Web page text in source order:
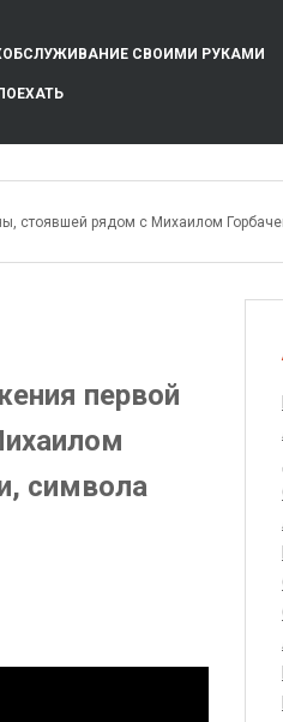
СВОИМИ РУКАМИ
рядом с Михаилом
первой
символа